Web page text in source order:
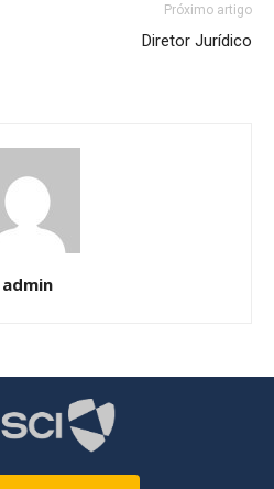
Próximo artigo
Diretor Jurídico
admin